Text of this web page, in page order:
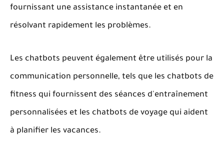
fournissant une assistance instantanée et en
résolvant rapidement les problèmes.
Les chatbots peuvent également être utilisés pour la
communication personnelle, tels que les chatbots de
fitness qui fournissent des séances d'entraînement
personnalisées et les chatbots de voyage qui aident
à planifier les vacances.